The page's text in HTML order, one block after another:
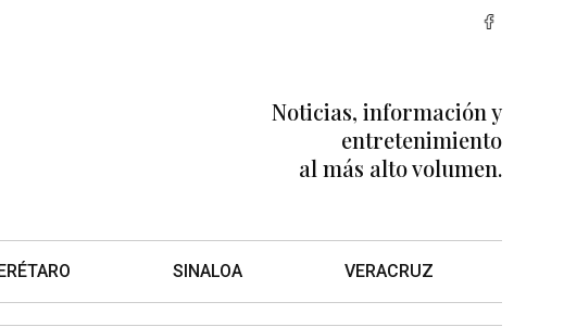
Noticias, información y
entretenimiento
al más alto volumen.
SINALOA VERACRUZ